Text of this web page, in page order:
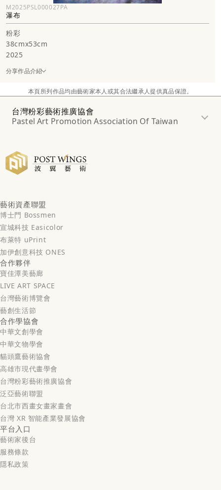
M2025PSL000027PA
瀑布
粉彩
38cmx53cm
2025
分享作品介紹
本頁所列作品均由藝術家本人或其合法繼承人提供真品保證。
台灣粉彩藝術推廣協會
Pastel Art Promotion Association Of Taiwan
藝術資產聯盟
博士門 Bossmen
宣城科技 Easicolor
布萊特 uPrint
加伊創意科技 ONES
合作夥伴
寶佳潭美藝廊
LIVE ART SPACE
台灣藝術博覽會
藝創生活節
合作學協會
中華文創學會
中華文物學會
貓頭鷹藝術協會
高雄市現代畫學會
台灣粉彩藝術推廣協會
泛亞藝術聯盟
台北市西畫女畫家畫會
台灣 XR 智能產業發展協會
平台入口
藝術家後台
服務條款
隱私政策